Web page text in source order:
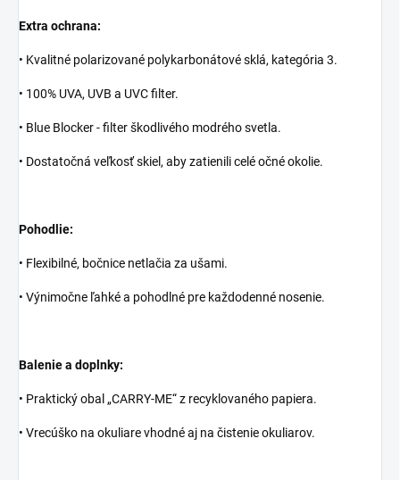
Extra ochrana:
• Kvalitné polarizované polykarbonátové sklá, kategória 3.
• 100% UVA, UVB a UVC filter.
• Blue Blocker - filter škodlivého modrého svetla.
• Dostatočná veľkosť skiel, aby zatienili celé očné okolie.
Pohodlie:
• Flexibilné, bočnice netlačia za ušami.
• Výnimočne ľahké a pohodlné pre každodenné nosenie.
Balenie a doplnky:
• Praktický obal „CARRY-ME“ z recyklovaného papiera.
• Vrecúško na okuliare vhodné aj na čistenie okuliarov.